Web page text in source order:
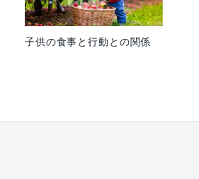
子供の食事と行動との関係